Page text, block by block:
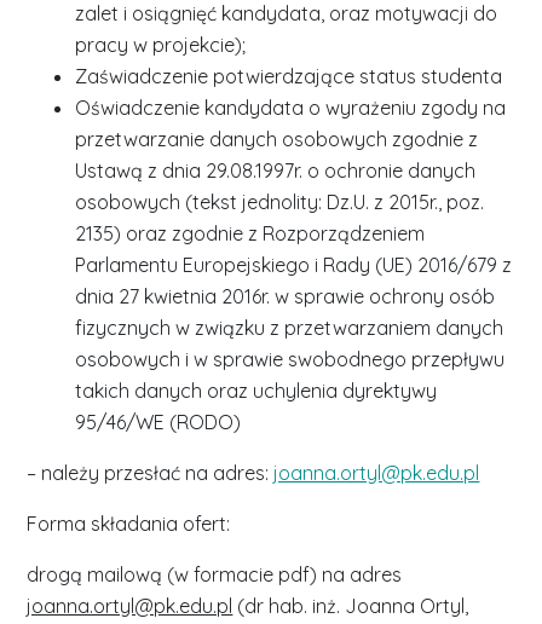
zalet i osiągnięć kandydata, oraz motywacji do
pracy w projekcie);
Zaświadczenie potwierdzające status studenta
Oświadczenie kandydata o wyrażeniu zgody na
przetwarzanie danych osobowych zgodnie z
Ustawą z dnia 29.08.1997r. o ochronie danych
osobowych (tekst jednolity: Dz.U. z 2015r., poz.
2135) oraz zgodnie z Rozporządzeniem
Parlamentu Europejskiego i Rady (UE) 2016/679 z
dnia 27 kwietnia 2016r. w sprawie ochrony osób
fizycznych w związku z przetwarzaniem danych
osobowych i w sprawie swobodnego przepływu
takich danych oraz uchylenia dyrektywy
95/46/WE (RODO)
– należy przesłać na adres: joanna.ortyl@pk.edu.pl
Forma składania ofert:
drogą mailową (w formacie pdf) na adres
joanna.ortyl@pk.edu.pl (dr hab. inż. Joanna Ortyl,